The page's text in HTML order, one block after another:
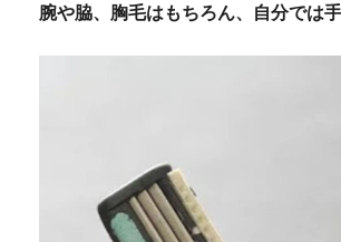
腕や脇、胸毛はもちろん、自分では